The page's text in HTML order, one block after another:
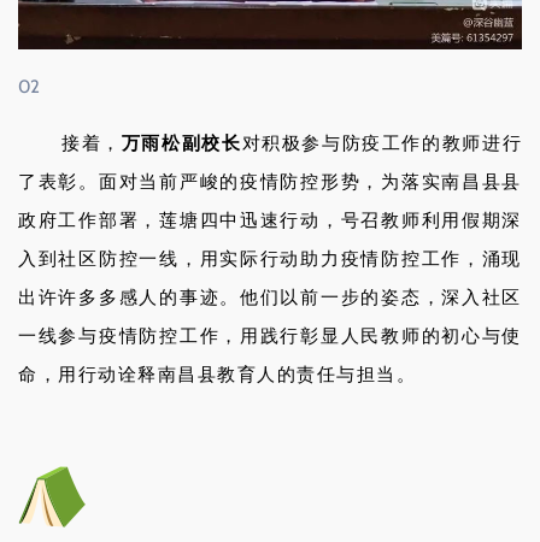
02
接着， 万雨松副校长对积极参与防疫工作的教师进行
了表彰。面对当前严峻的疫情防控形势，为落实南昌县县
政府工作部署，莲塘四中迅速行动，号召教师利用假期深
入到社区防控一线，用实际行动助力疫情防控工作，涌现
出许许多多感人的事迹。他们以前一步的姿态，深入社区
一线参与疫情防控工作，用践行彰显人民教师的初心与使
命，用行动诠释南昌县教育人的责任与担当。